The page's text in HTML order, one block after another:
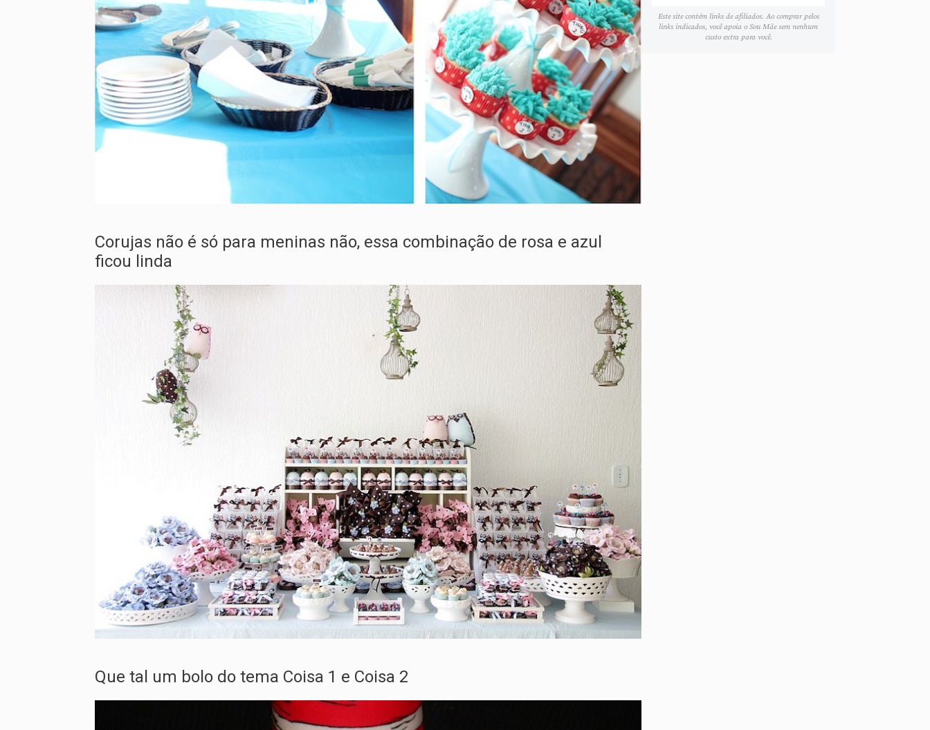
Corujas não é só para meninas não, essa combinação de rosa e azul
ficou linda
Que tal um bolo do tema Coisa 1 e Coisa 2
Este site contém links de afiliados. Ao comprar pelos
links indicados, você apoia o Sou Mãe sem nenhum
custo extra para você.